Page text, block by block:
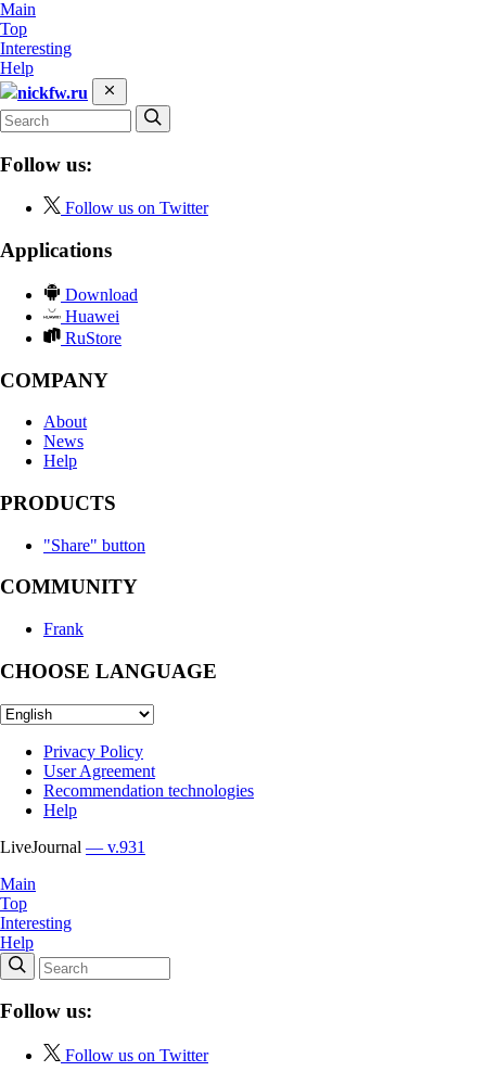
Main
Top
Interesting
Help
nickfw.ru
Follow us:
Follow us on Twitter
Applications
Download
Huawei
RuStore
COMPANY
About
News
Help
PRODUCTS
"Share" button
COMMUNITY
Frank
CHOOSE LANGUAGE
Privacy Policy
User Agreement
Recommendation technologies
Help
LiveJournal — v.931
Main
Top
Interesting
Help
Follow us:
Follow us on Twitter